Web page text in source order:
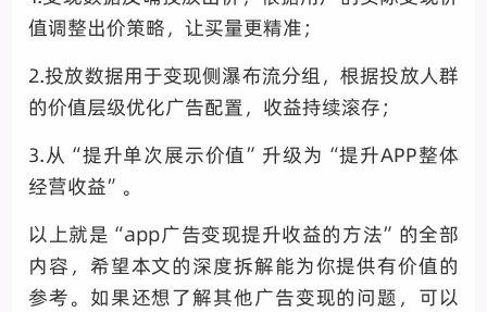
值调整出价策略，让买量更精准；
2.投放数据用于变现侧瀑布流分组，根据投放人群
的价值层级优化广告配置，收益持续滚存；
3.从“提升单次展示价值”升级为“提升APP整体
经营收益”。
以上就是“app广告变现提升收益的方法”的全部
内容，希望本文的深度拆解能为你提供有价值的
参考。如果还想了解其他广告变现的问题，可以